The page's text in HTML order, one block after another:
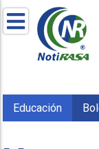
Educación